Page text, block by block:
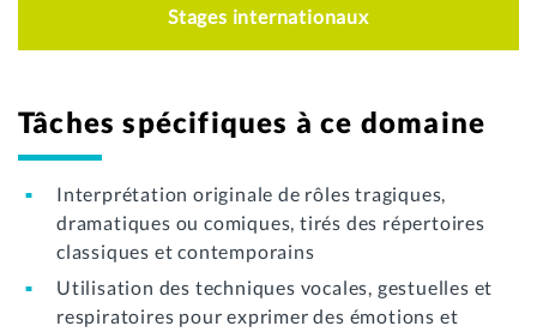
Stages internationaux
Tâches spécifiques à ce domaine
Interprétation originale de rôles tragiques,
dramatiques ou comiques, tirés des répertoires
classiques et contemporains
Utilisation des techniques vocales, gestuelles et
respiratoires pour exprimer des émotions et